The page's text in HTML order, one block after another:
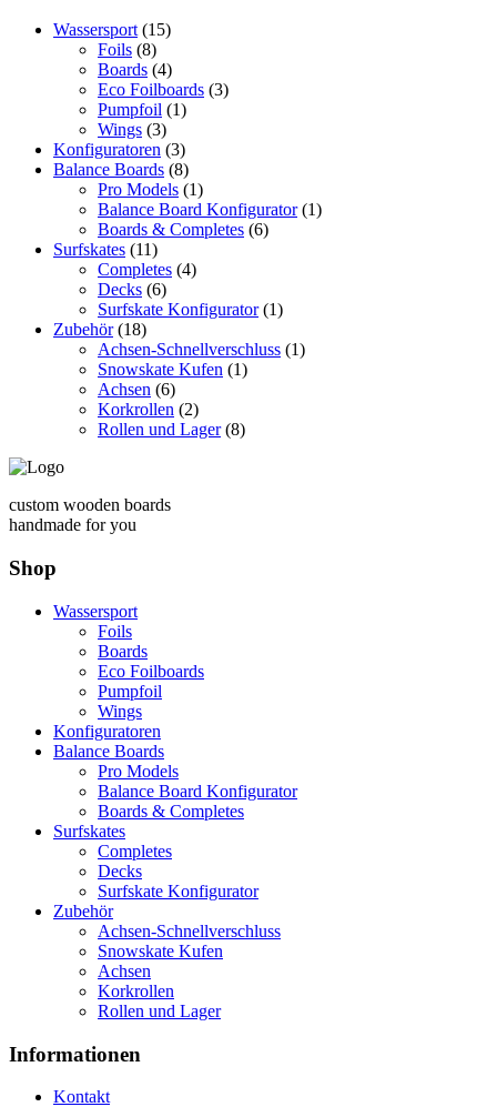
Wassersport (15)
Foils (8)
Boards (4)
Eco Foilboards (3)
Pumpfoil (1)
Wings (3)
Konfiguratoren (3)
Balance Boards (8)
Pro Models (1)
Balance Board Konfigurator (1)
Boards & Completes (6)
Surfskates (11)
Completes (4)
Decks (6)
Surfskate Konfigurator (1)
Zubehör (18)
Achsen-Schnellverschluss (1)
Snowskate Kufen (1)
Achsen (6)
Korkrollen (2)
Rollen und Lager (8)
custom wooden boards
handmade for you
Shop
Wassersport
Foils
Boards
Eco Foilboards
Pumpfoil
Wings
Konfiguratoren
Balance Boards
Pro Models
Balance Board Konfigurator
Boards & Completes
Surfskates
Completes
Decks
Surfskate Konfigurator
Zubehör
Achsen-Schnellverschluss
Snowskate Kufen
Achsen
Korkrollen
Rollen und Lager
Informationen
Kontakt